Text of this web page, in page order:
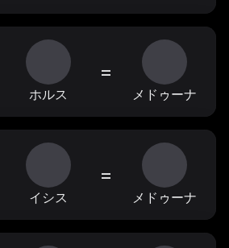
ホルス
=
メドゥーナ
イシス
=
メドゥーナ